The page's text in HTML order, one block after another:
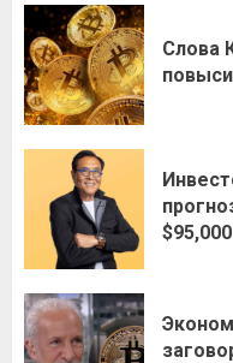
Слова
$95,000